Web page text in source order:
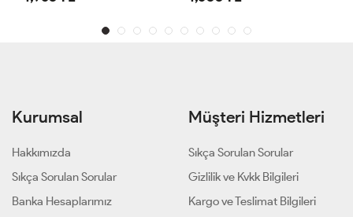
Kurumsal
Hakkımızda
Sıkça Sorulan Sorular
Banka Hesaplarımız
Müşteri Hizmetleri
Sıkça Sorulan Sorular
Gizlilik ve Kvkk Bilgileri
Kargo ve Teslimat Bilgileri